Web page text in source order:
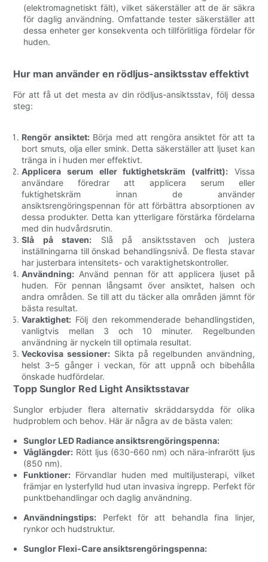
(elektromagnetiskt fält), vilket säkerställer att de är säkra
för daglig användning. Omfattande tester säkerställer att
dessa enheter ger konsekventa och tillförlitliga fördelar för
huden.
Hur man använder en rödljus-ansiktsstav effektivt
För att få ut det mesta av din rödljus-ansiktsstav, följ dessa
steg:
Rengör ansiktet:Börja med att rengöra ansiktet för att ta
bort smuts, olja eller smink. Detta säkerställer att ljuset kan
tränga in i huden mer effektivt.
Applicera serum eller fuktighetskräm (valfritt):Vissa
användare föredrar att applicera serum eller
fuktighetskräm innan de använder
ansiktsrengöringspennan för att förbättra absorptionen av
dessa produkter. Detta kan ytterligare förstärka fördelarna
med din hudvårdsrutin.
Slå på staven: Slå på ansiktsstaven och justera
inställningarna till önskad behandlingsnivå. De flesta stavar
har justerbara intensitets- och varaktighetskontroller.
Användning: Använd pennan för att applicera ljuset på
huden. För pennan långsamt över ansiktet, halsen och
andra områden. Se till att du täcker alla områden jämnt för
bästa resultat.
Varaktighet: Följ den rekommenderade behandlingstiden,
vanligtvis mellan 3 och 10 minuter. Regelbunden
användning är nyckeln till optimala resultat.
Veckovisa sessioner: Sikta på regelbunden användning,
helst 3–5 gånger i veckan, för att uppnå och bibehålla
önskade hudfördelar.
Topp Sunglor Red Light Ansiktsstavar
Sunglor erbjuder flera alternativ skräddarsydda för olika
hudproblem och behov. Här är några av de bästa valen:
Sunglor LED Radiance ansiktsrengöringspenna:
Våglängder: Rött ljus (630-660 nm) och nära-infrarött ljus
(850 nm).
Funktioner: Förvandlar huden med multiljusterapi, vilket
främjar en lysterfylld hud utan invasiva ingrepp. Perfekt för
punktbehandlingar och daglig användning.
Användningstips: Perfekt för att behandla fina linjer,
rynkor och hudstruktur.
Sunglor Flexi-Care ansiktsrengöringspenna: